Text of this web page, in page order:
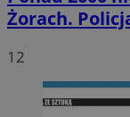
Żorach.
12